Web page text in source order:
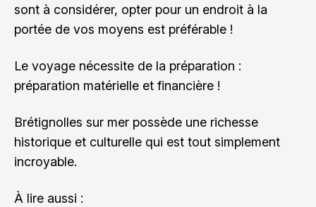
sont à considérer, opter pour un endroit à la
portée de vos moyens est préférable !
Le voyage nécessite de la préparation :
préparation matérielle et financière !
Brétignolles sur mer possède une richesse
historique et culturelle qui est tout simplement
incroyable.
À lire aussi :